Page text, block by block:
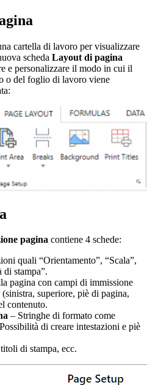
cartella di lavoro per visualizzare
scheda Layout di pagina
e personalizzare il modo in cui il
o del foglio di lavoro viene
pagina contiene 4 schede:
quali “Orientamento”, “Scala”,
di stampa”.
pagina con campi di immissione
superiore, piè di pagina,
contenuto.
– Stringhe di formato come
di creare intestazioni e piè
di stampa, ecc.